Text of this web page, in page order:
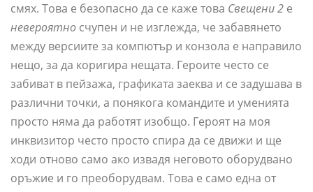
смях. Това е безопасно да се каже това Свещени 2 е
невероятно счупен и не изглежда, че забавянето
между версиите за компютър и конзола е направило
нещо, за да коригира нещата. Героите често се
забиват в пейзажа, графиката заеква и се задушава в
различни точки, а понякога командите и уменията
просто няма да работят изобщо. Героят на моя
инквизитор често просто спира да се движи и ще
ходи отново само ако извадя неговото оборудвано
оръжие и го преоборудвам. Това е само една от